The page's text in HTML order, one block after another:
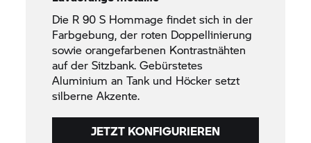
Die R 90 S Hommage findet sich in der
Farbgebung, der roten Doppellinierung
sowie orangefarbenen Kontrastnähten
auf der Sitzbank. Gebürstetes
Aluminium an Tank und Höcker setzt
silberne Akzente.
JETZT KONFIGURIEREN